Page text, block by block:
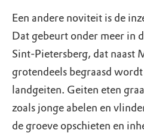
Een andere noviteit is de
Dat gebeurt onder meer in
Sint-Pietersberg, dat naast
grotendeels begraasd
landgeiten. Geiten eten
zoals jonge abelen en
de groeve opschieten en